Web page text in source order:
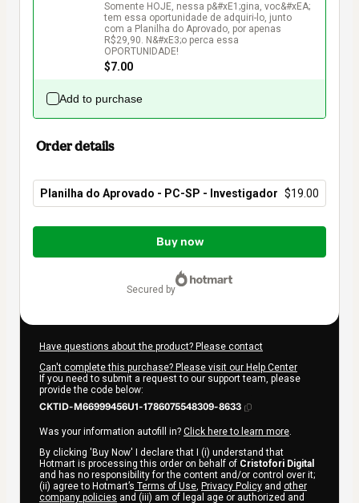
Somente HOJE, nessa p&#xE1;gina, voc&#xEA;
tem essa oportunidade de adquiri-lo, junto
com a Planilha do Aprovado, por apenas
R$29,90. N&#xE3;o perca essa
OPORTUNIDADE!
$7.00
Add to purchase
Order details
Planilha do Aprovado - PC-SP - Investigador $19.00
Total
$19.00
Buy now
secured by
Have questions about the product? Please contact
Can't complete this purchase? Please visit our Help Center
If you need to submit a request to our support team, please
provide the code below:
CKTID-M66999456U1-1786075548309-8633
Was your information autofill in? Click here to learn more.
By clicking 'Buy Now' I declare that I (i) understand that
Hotmart is processing this order on behalf of Cristofori Digital
and has no responsibility for the content and/or control over it;
(ii) agree to Hotmart’s Terms of Use, Privacy Policy and other
company policies and (iii) am of legal age or authorized and